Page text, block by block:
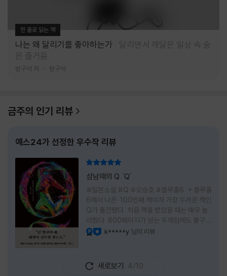
한 줄로 읽는 책
나는 왜 달리기를 좋아하는가
달리면서 깨달은 일상 속 숨
은 즐거움
방구석 저 방구석
금주의 인기 리뷰
예스24가 선정한 우수작 리뷰
삼남매의 Q. 'Q'
#일본소설 #Q #오승호 #블루홀6 * 블루홀
6에서 나온 100번째 책이자 가장 두꺼운 책인
Q가 출간됐다. 처음 책을 받았을 때는 매우 놀
라웠다. 800페이지가 넘는 두께임에도 불구하
고 생각보다 책이 가벼웠다. 여기에 측면을 영
제목이 Q란다. 처음 제목을 봤을 때 나는 질문
을 의미하는 Question을 떠올렸다. 하지만 이
k*****y 님의 리뷰
새로보기 4/10